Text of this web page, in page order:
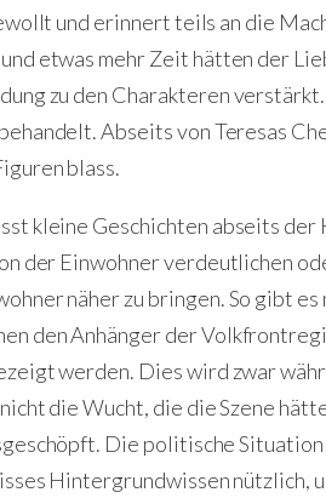
und erinnert teils an die
etwas mehr Zeit hätten der
zu den Charakteren
Abseits von Teresas
blass.
kleine Geschichten abseits der
der Einwohner verdeutlichen
näher zu bringen. So gibt
den Anhänger der
werden. Dies wird zwar
die Wucht, die die Szene
Die politische
Hintergrundwissen nützlich,